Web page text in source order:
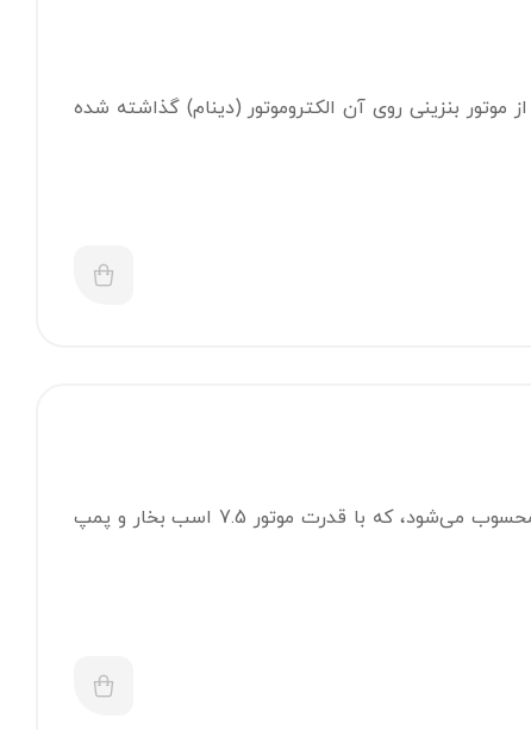
بنزینی روی آن الکتروموتور (دینام) گذاشته شده
سمپاش زنبه ای هوندا GX210 ساخت تایوان از با کیفیت‌ترین دستگاه‌های سمپاشی محسوب می‌شود، که با قدرت موتور 7.5 اسب بخار و پمپ